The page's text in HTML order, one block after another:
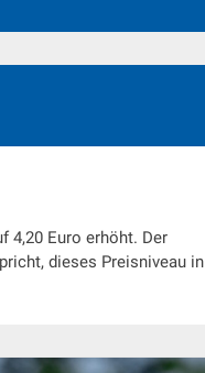
4,20 Euro erhöht. Der
dieses Preisniveau in